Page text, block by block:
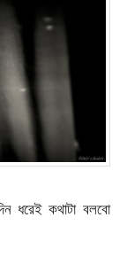
ধরেই কথাটা বলবো